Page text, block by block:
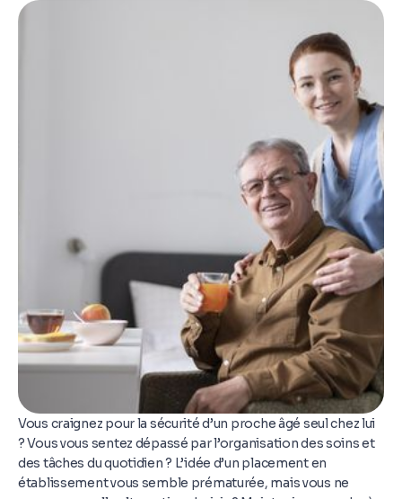
Vous craignez pour la sécurité d’un proche âgé seul chez lui
? Vous vous sentez dépassé par l’organisation des soins et
des tâches du quotidien ? L’idée d’un placement en
établissement vous semble prématurée, mais vous ne